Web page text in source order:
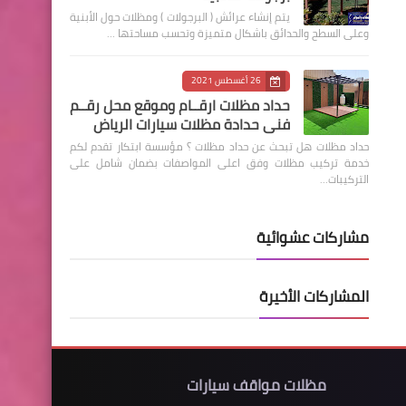
يتم إنشاء عرائش ( البرجولات ) ومظلات حول الأبنية
وعلى السطح والحدائق باشكال متميزة وتحسب مساحتها …
26 أغسطس 2021
حداد مظلات ارقــام وموقع محل رقــم
فني حدادة مظلات سيارات الرياض
حداد مظلات هل تبحث عن حداد مظلات ؟ مؤسسة ابتكار تقدم لكم
خدمة تركيب مظلات وفق اعلى المواصفات بضمان شامل على
التركيبات…
مشاركات عشوائية
المشاركات الأخيرة
مظلات مواقف سيارات